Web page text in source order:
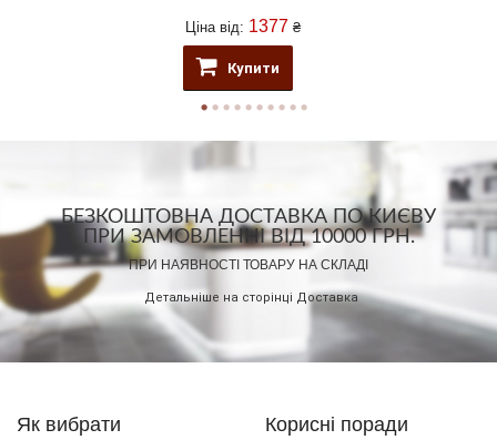
Ціна від: 1377 ₴
Купити
БЕЗКОШТОВНА ДОСТАВКА ПО КИЄВУ
ПРИ ЗАМОВЛЕННІ ВІД 10000 ГРН.
ПРИ НАЯВНОСТІ ТОВАРУ НА СКЛАДІ
Детальніше на сторінці Доставка
Як вибрати Корисні поради